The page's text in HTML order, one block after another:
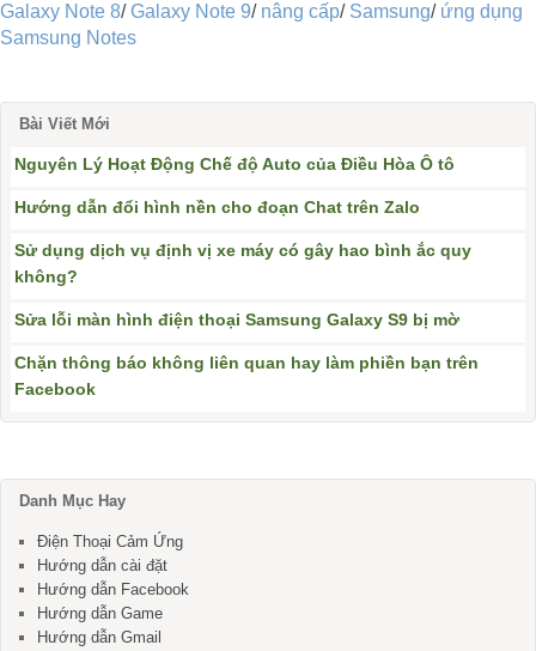
Galaxy Note 8/Galaxy Note 9/ nâng cấp/ Samsung/ ứng dụng
Samsung Notes
Bài Viết Mới
Nguyên Lý Hoạt Động Chế độ Auto của Điều Hòa Ô tô
Hướng dẫn đổi hình nền cho đoạn Chat trên Zalo
Sử dụng dịch vụ định vị xe máy có gây hao bình ắc quy
không?
Sửa lỗi màn hình điện thoại Samsung Galaxy S9 bị mờ
Chặn thông báo không liên quan hay làm phiền bạn trên
Facebook
Danh Mục Hay
Điện Thoại Cảm Ứng
Hướng dẫn cài đặt
Hướng dẫn Facebook
Hướng dẫn Game
Hướng dẫn Gmail